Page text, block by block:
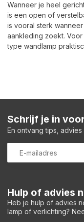
Wanneer je heel
is een open of
is vooral sterk
aankleding zoekt.
type wandlamp
Hulp of advies
Heb je hulp of advies
lamp of verlichting?
Schrijf je in
En ontvang tips,